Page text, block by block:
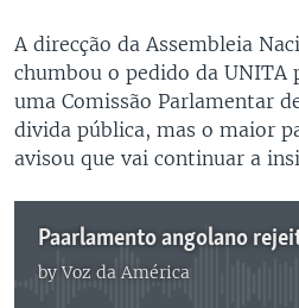
A direcção da Assembleia
chumbou o pedido da UNITA
uma Comissão Parlamentar
divida pública, mas o maior
avisou que vai continuar a
byVoz da América
No media source